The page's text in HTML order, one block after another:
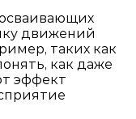
движений
таких как
как даже
эффект